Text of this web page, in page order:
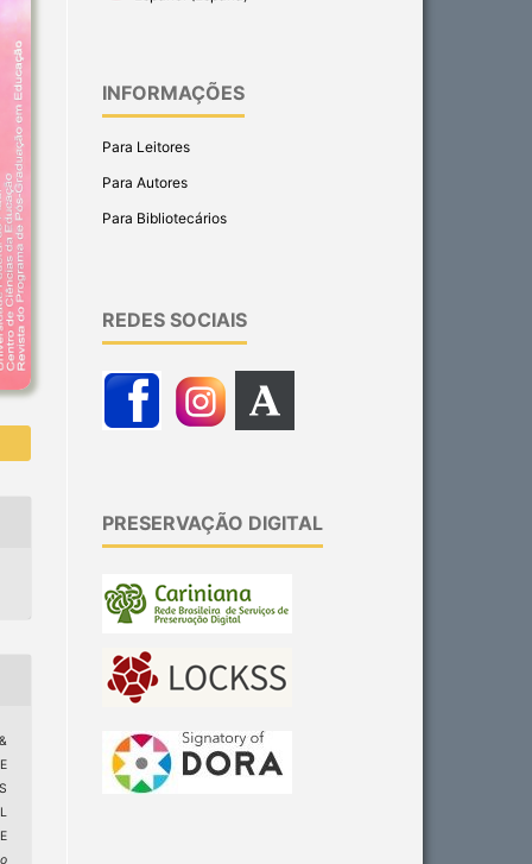
INFORMAÇÕES
Para Leitores
Para Autores
Para Bibliotecários
REDES SOCIAIS
PRESERVAÇÃO DIGITAL